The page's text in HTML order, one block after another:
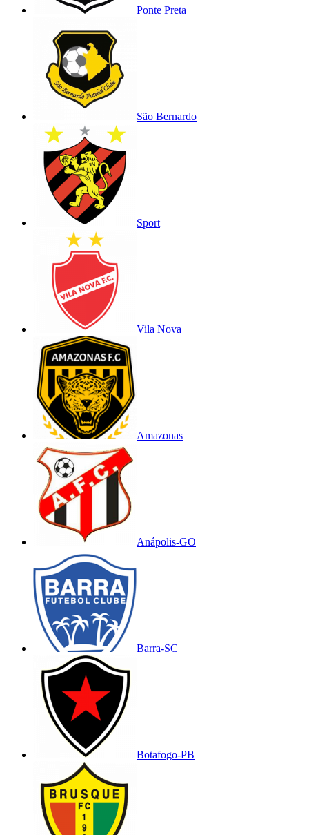
Ponte Preta
São Bernardo
Sport
Vila Nova
Amazonas
Anápolis-GO
Barra-SC
Botafogo-PB